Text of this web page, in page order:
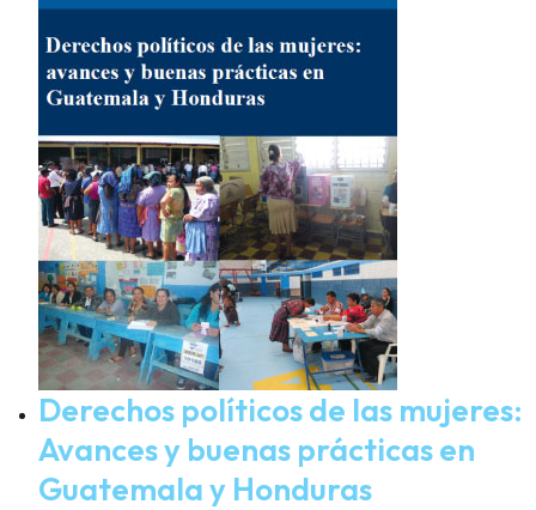
Derechos políticos de las mujeres:
Avances y buenas prácticas en
Guatemala y Honduras